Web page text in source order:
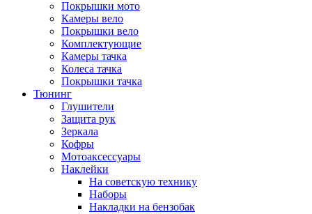
Покрышки мото
Камеры вело
Покрышки вело
Комплектующие
Камеры тачка
Колеса тачка
Покрышки тачка
Тюнинг
Глушители
Защита рук
Зеркала
Кофры
Мотоаксессуары
Наклейки
На советскую технику
Наборы
Накладки на бензобак